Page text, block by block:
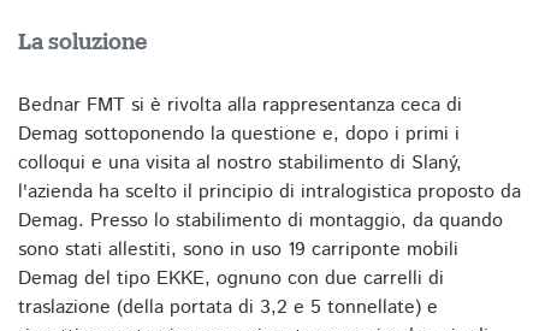
La soluzione
Bednar FMT si è rivolta alla rappresentanza ceca di
Demag sottoponendo la questione e, dopo i primi i
colloqui e una visita al nostro stabilimento di Slaný,
l'azienda ha scelto il principio di intralogistica proposto da
Demag. Presso lo stabilimento di montaggio, da quando
sono stati allestiti, sono in uso 19 carriponte mobili
Demag del tipo EKKE, ognuno con due carrelli di
traslazione (della portata di 3,2 e 5 tonnellate) e